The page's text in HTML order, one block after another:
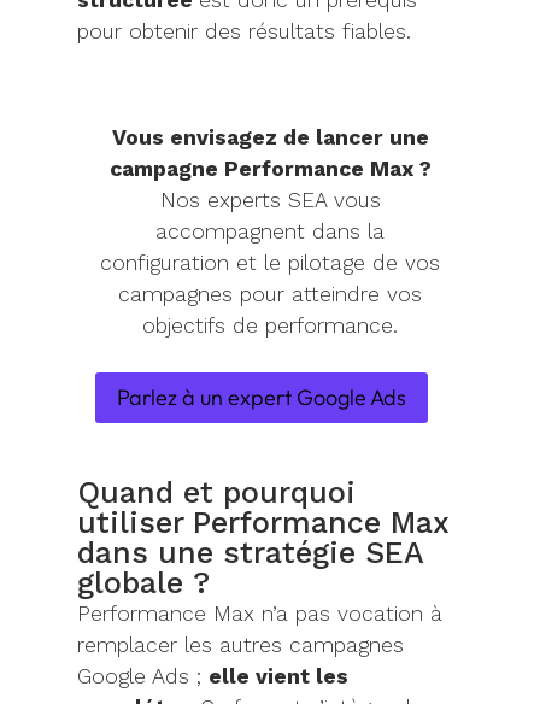
pour obtenir des résultats fiables.
Vous envisagez de lancer une
campagne Performance Max ?
Nos experts SEA vous
accompagnent dans la
configuration et le pilotage de vos
campagnes pour atteindre vos
objectifs de performance.
Parlez à un expert Google Ads
Quand et pourquoi
utiliser Performance Max
dans une stratégie SEA
globale ?
Performance Max n’a pas vocation à
remplacer les autres campagnes
Google Ads ; elle vient les